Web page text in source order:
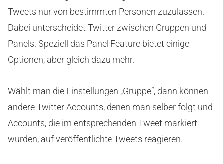
Tweets nur von bestimmten Personen zuzulassen.
Dabei unterscheidet Twitter zwischen Gruppen und
Panels. Speziell das Panel Feature bietet einige
Optionen, aber gleich dazu mehr.
Wählt man die Einstellungen „Gruppe“, dann können
andere Twitter Accounts, denen man selber folgt und
Accounts, die im entsprechenden Tweet markiert
wurden, auf veröffentlichte Tweets reagieren.